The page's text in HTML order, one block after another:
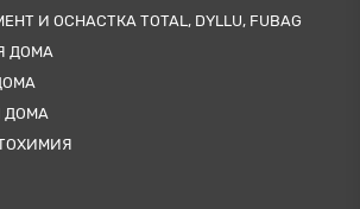
И ОСНАСТКА TOTAL, DYLLU, FUBAG
ДОМА
ДОМА